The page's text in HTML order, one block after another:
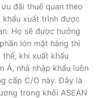
đãi thuế quan theo
khẩu xuất trình được
Họ sẽ được hưởng
lớn mặt hàng thì
thế, khi xuất khẩu
Á, nhà nhập khẩu luôn
cấp C/O này. Đây là
trong khối ASEAN